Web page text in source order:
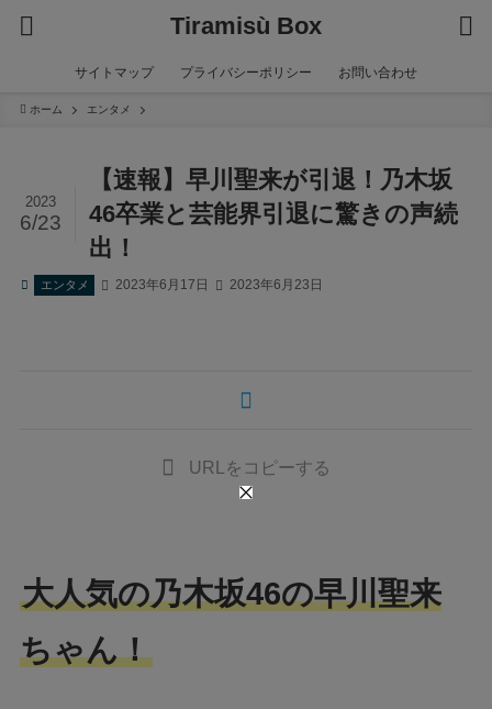
Tiramisù Box
サイトマップ プライバシーポリシー お問い合わせ
ホーム エンタメ
【速報】早川聖来が引退！乃木坂
46卒業と芸能界引退に驚きの声続
出！
2023
6/23
エンタメ 2023年6月17日 2023年6月23日
URLをコピーする
大人気の乃木坂46の早川聖来
ちゃん！